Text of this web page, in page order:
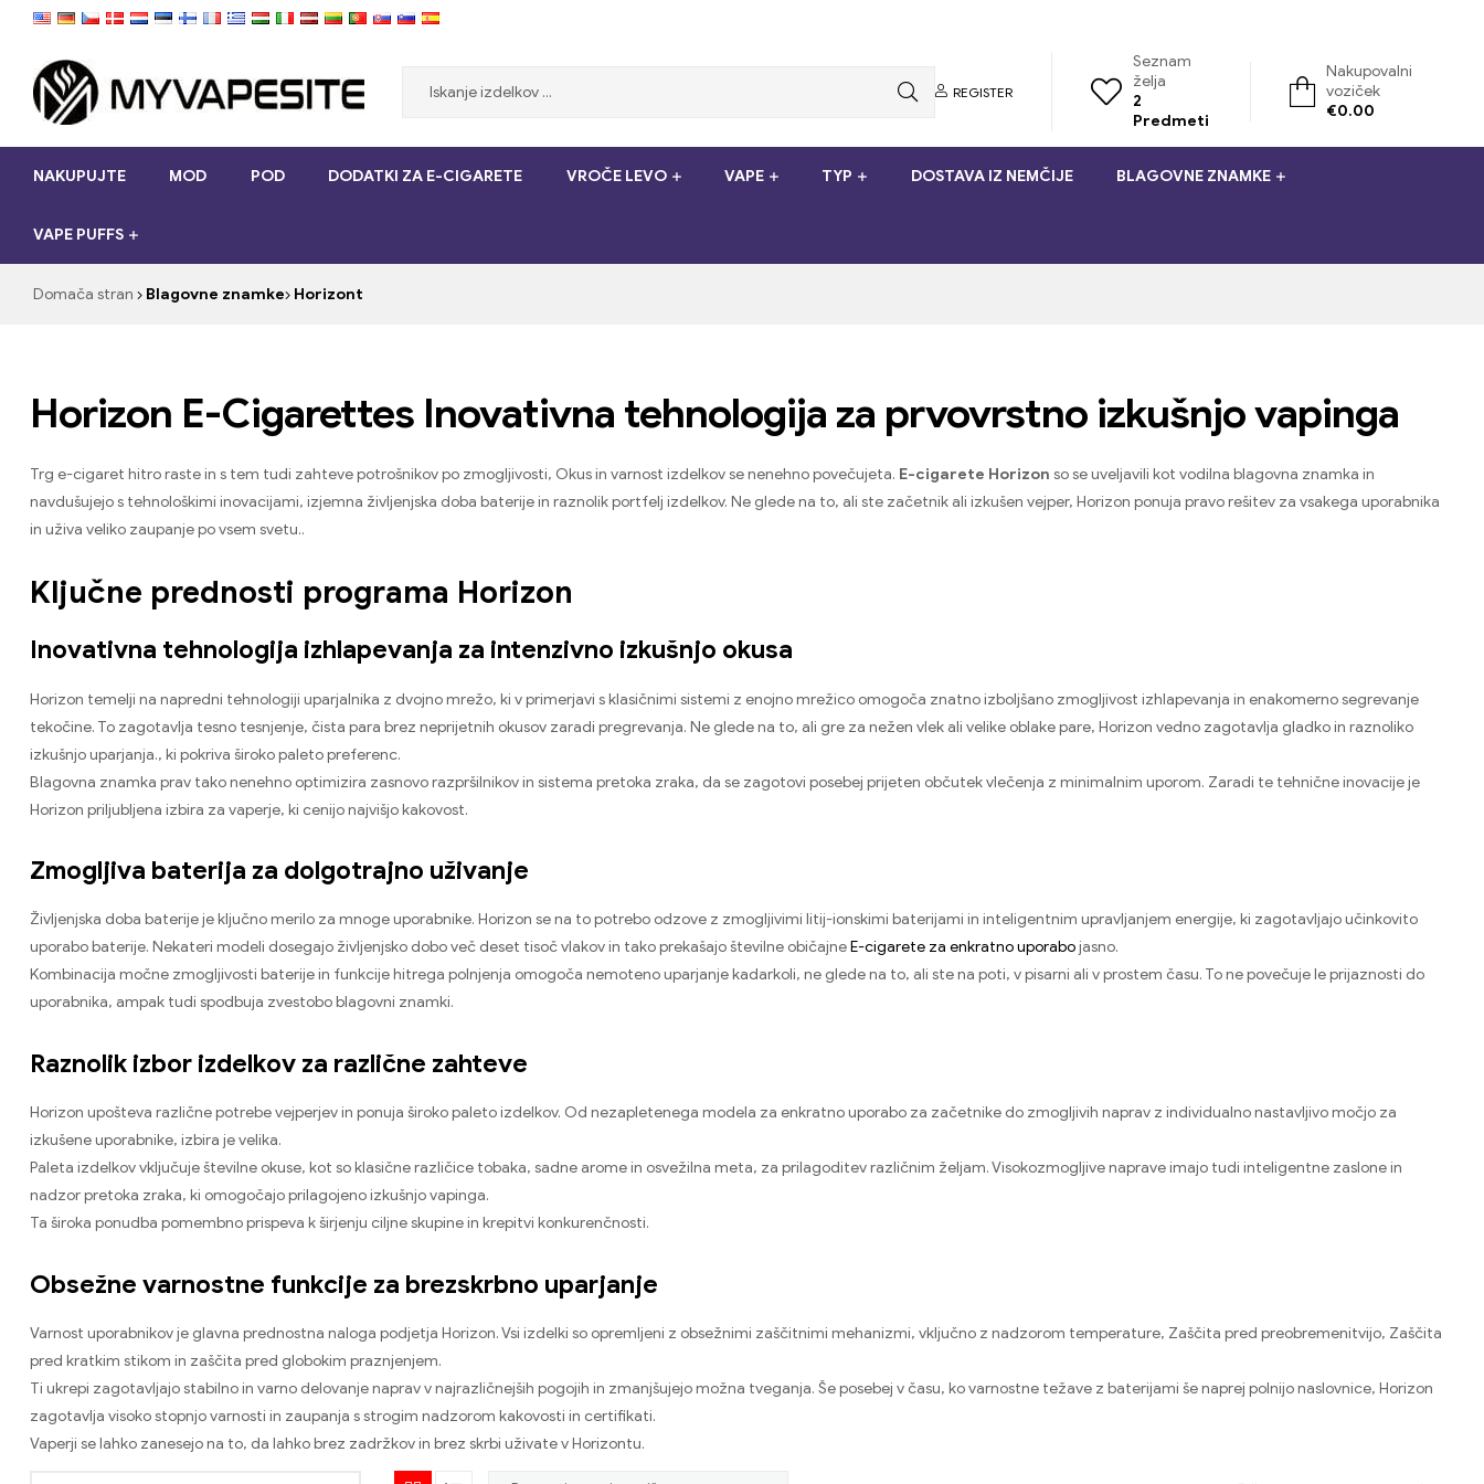
Myvapesite.de
cigarete
poceni
na
REGISTER
Seznam
želja
2
Predmeti
Nakupovalni
voziček
€0.00
NAKUPUJTE MOD POD DODATKI ZA E-CIGARETE VROČE LEVO VAPE TYP DOSTAVA IZ NEMČIJE BLAGOVNE ZNAMKE
VAPE PUFFS
Domača stran Blagovne znamke Horizont
Horizon E-Cigarettes Inovativna tehnologija za prvovrstno izkušnjo vapinga
Trg e-cigaret hitro raste in s tem tudi zahteve potrošnikov po zmogljivosti, Okus in varnost izdelkov se nenehno povečujeta. E-cigarete Horizon so se uveljavili kot vodilna blagovna znamka in
navdušujejo s tehnološkimi inovacijami, izjemna življenjska doba baterije in raznolik portfelj izdelkov. Ne glede na to, ali ste začetnik ali izkušen vejper, Horizon ponuja pravo rešitev za vsakega uporabnika
in uživa veliko zaupanje po vsem svetu..
Ključne prednosti programa Horizon
Inovativna tehnologija izhlapevanja za intenzivno izkušnjo okusa
Horizon temelji na napredni tehnologiji uparjalnika z dvojno mrežo, ki v primerjavi s klasičnimi sistemi z enojno mrežico omogoča znatno izboljšano zmogljivost izhlapevanja in enakomerno segrevanje
tekočine. To zagotavlja tesno tesnjenje, čista para brez neprijetnih okusov zaradi pregrevanja. Ne glede na to, ali gre za nežen vlek ali velike oblake pare, Horizon vedno zagotavlja gladko in raznoliko
izkušnjo uparjanja., ki pokriva široko paleto preferenc.
Blagovna znamka prav tako nenehno optimizira zasnovo razpršilnikov in sistema pretoka zraka, da se zagotovi posebej prijeten občutek vlečenja z minimalnim uporom. Zaradi te tehnične inovacije je
Horizon priljubljena izbira za vaperje, ki cenijo najvišjo kakovost.
Zmogljiva baterija za dolgotrajno uživanje
Življenjska doba baterije je ključno merilo za mnoge uporabnike. Horizon se na to potrebo odzove z zmogljivimi litij-ionskimi baterijami in inteligentnim upravljanjem energije, ki zagotavljajo učinkovito
uporabo baterije. Nekateri modeli dosegajo življenjsko dobo več deset tisoč vlakov in tako prekašajo številne običajneE-cigarete za enkratno uporabojasno.
Kombinacija močne zmogljivosti baterije in funkcije hitrega polnjenja omogoča nemoteno uparjanje kadarkoli, ne glede na to, ali ste na poti, v pisarni ali v prostem času. To ne povečuje le prijaznosti do
uporabnika, ampak tudi spodbuja zvestobo blagovni znamki.
Raznolik izbor izdelkov za različne zahteve
Horizon upošteva različne potrebe vejperjev in ponuja široko paleto izdelkov. Od nezapletenega modela za enkratno uporabo za začetnike do zmogljivih naprav z individualno nastavljivo močjo za
izkušene uporabnike, izbira je velika.
Paleta izdelkov vključuje številne okuse, kot so klasične različice tobaka, sadne arome in osvežilna meta, za prilagoditev različnim željam. Visokozmogljive naprave imajo tudi inteligentne zaslone in
nadzor pretoka zraka, ki omogočajo prilagojeno izkušnjo vapinga.
Ta široka ponudba pomembno prispeva k širjenju ciljne skupine in krepitvi konkurenčnosti.
Obsežne varnostne funkcije za brezskrbno uparjanje
Varnost uporabnikov je glavna prednostna naloga podjetja Horizon. Vsi izdelki so opremljeni z obsežnimi zaščitnimi mehanizmi, vključno z nadzorom temperature, Zaščita pred preobremenitvijo, Zaščita
pred kratkim stikom in zaščita pred globokim praznjenjem.
Ti ukrepi zagotavljajo stabilno in varno delovanje naprav v najrazličnejših pogojih in zmanjšujejo možna tveganja. Še posebej v času, ko varnostne težave z baterijami še naprej polnijo naslovnice, Horizon
zagotavlja visoko stopnjo varnosti in zaupanja s strogim nadzorom kakovosti in certifikati.
Vaperji se lahko zanesejo na to, da lahko brez zadržkov in brez skrbi uživate v Horizontu.